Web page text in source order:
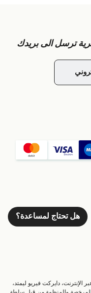
الى بريدك
هل تحتاج لمساعدة؟
دايركت فيريو ليمتد،